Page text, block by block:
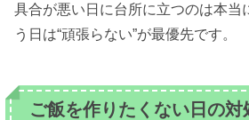
具合が悪い日に台所に立つのは本当
う日は“頑張らない”が最優先です。
ご飯を作りたくない日の